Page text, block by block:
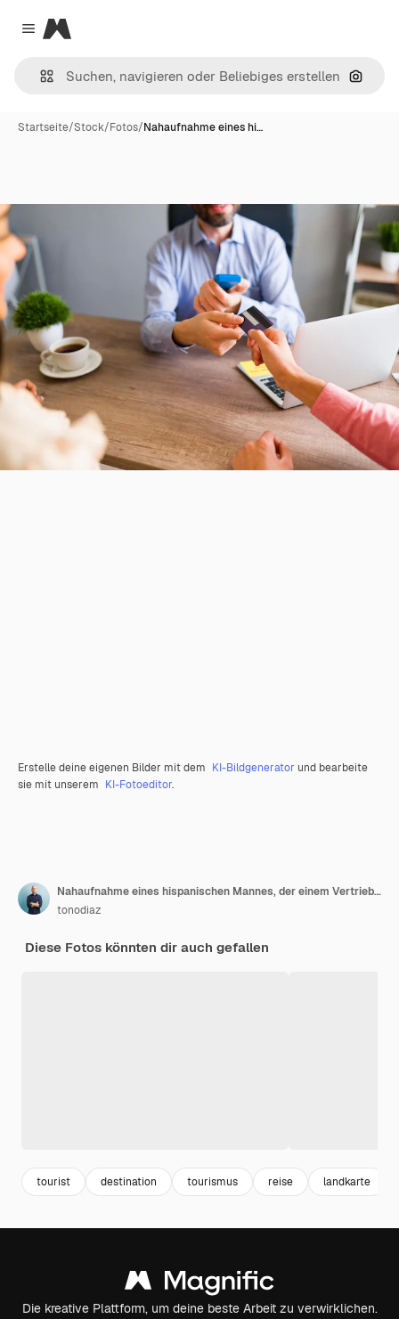
Close menu
Magnific
Nach
Startseite/Stock/Fotos/Nahaufnahme eines hi…
Erstelle deine eigenen Bilder mit dem KI-Bildgenerator und bearbeite
sie mit unserem KI-Fotoeditor.
Nahaufnahme eines hispanischen Mannes, der einem Vertriebsmitarbeiter im Reisebüro seine Kreditkarte gibt, um seine Geschäftsreise oder seinen Urlaub zu bezahlen
tonodiaz
Diese Fotos könnten dir auch gefallen
tourist destination tourismus reise landkarte
Die kreative Plattform, um deine beste Arbeit zu verwirklichen.